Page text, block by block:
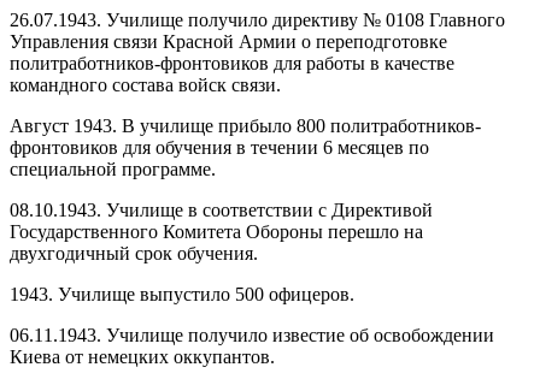
26.07.1943. Училище получило директиву № 0108 Главного
Управления связи Красной Армии о переподготовке
политработников-фронтовиков для работы в качестве
командного состава войск связи.
Август 1943. В училище прибыло 800 политработников-
фронтовиков для обучения в течении 6 месяцев по
специальной программе.
08.10.1943. Училище в соответствии с Директивой
Государственного Комитета Обороны перешло на
двухгодичный срок обучения.
1943. Училище выпустило 500 офицеров.
06.11.1943. Училище получило известие об освобождении
Киева от немецких оккупантов.